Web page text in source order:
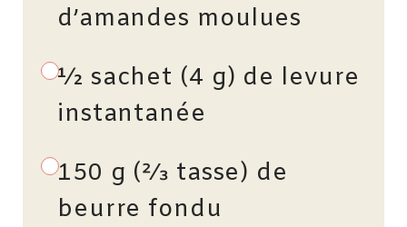
d’amandes moulues
½ sachet (4 g) de levure
instantanée
150 g (2⁄3 tasse) de
beurre fondu